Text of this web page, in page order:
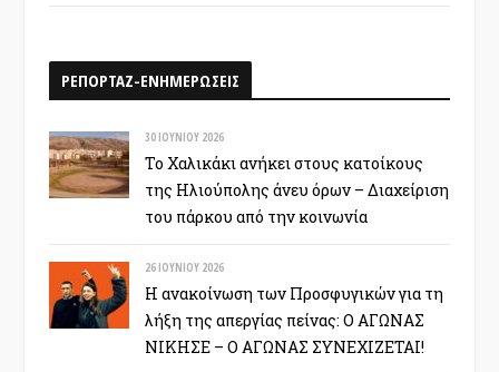
ΡΕΠΟΡΤΑΖ-ΕΝΗΜΕΡΩΣΕΙΣ
30 ΙΟΥΝΊΟΥ 2026
Το Χαλικάκι ανήκει στους κατοίκους
της Ηλιούπολης άνευ όρων – Διαχείριση
του πάρκου από την κοινωνία
26 ΙΟΥΝΊΟΥ 2026
Η ανακοίνωση των Προσφυγικών για τη
λήξη της απεργίας πείνας: Ο ΑΓΩΝΑΣ
ΝΙΚΗΣΕ – Ο ΑΓΩΝΑΣ ΣΥΝΕΧΙΖΕΤΑΙ!